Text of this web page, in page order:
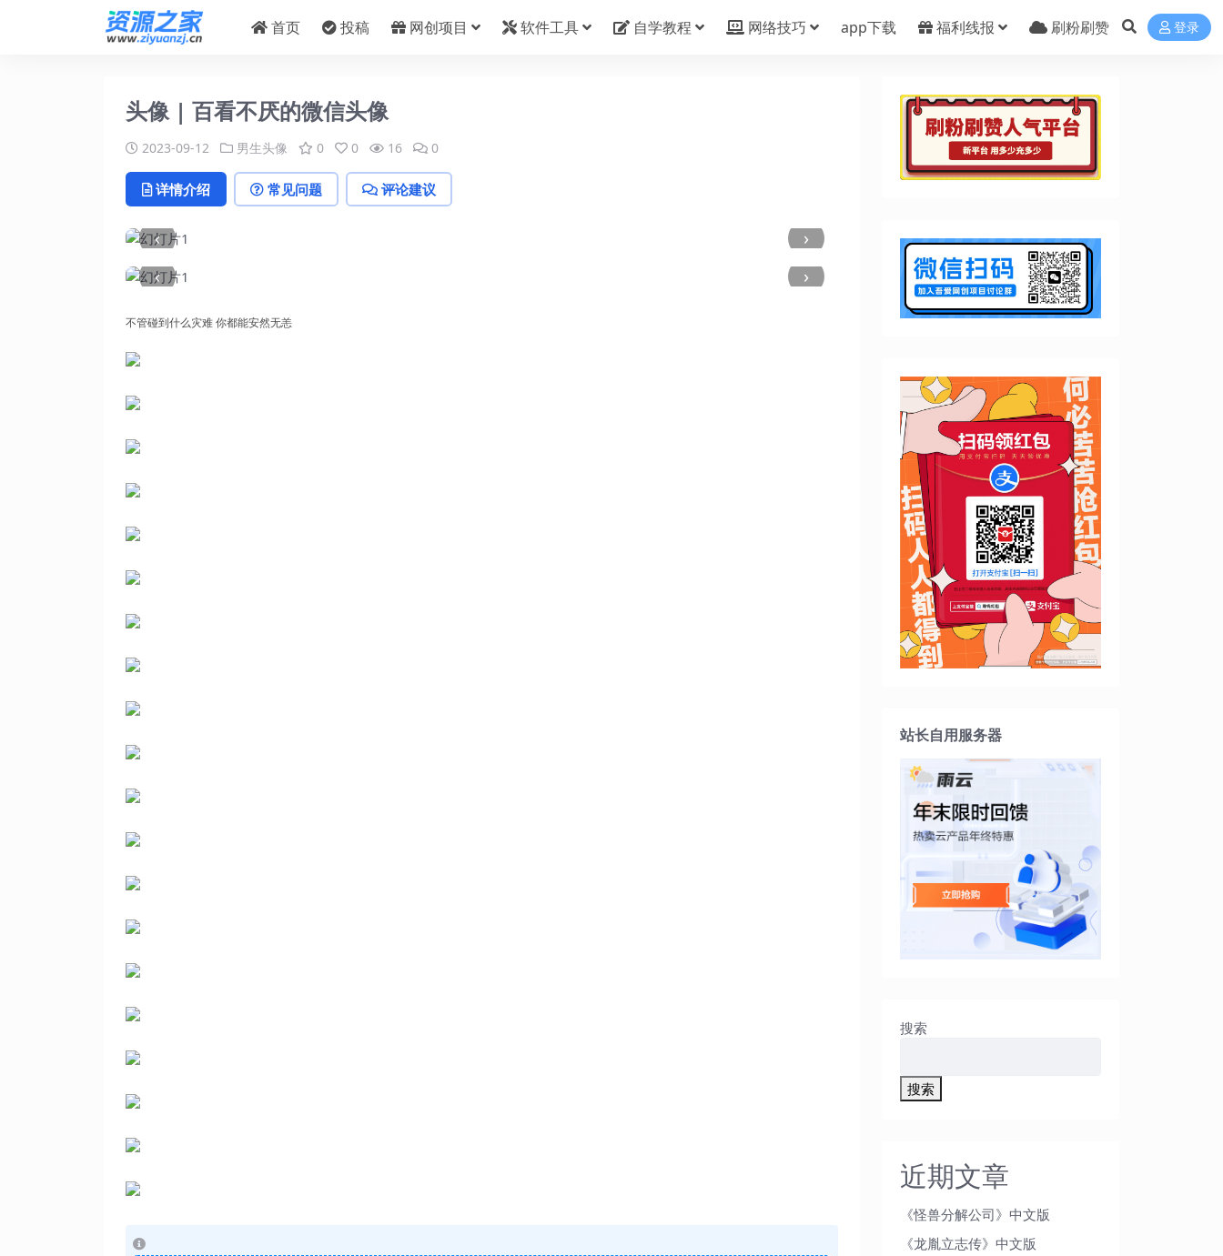
首页 投稿 网创项目 软件工具 自学教程 网络技巧 app下载 福利线报 刷粉刷赞 登录
头像 | 百看不厌的微信头像
2023-09-12 男生头像 0 0 16 0
详情介绍 常见问题 评论建议
‹
›
‹
›
不管碰到什么灾难 你都能安然无恙
站长自用服务器
搜索
搜索
近期文章
《怪兽分解公司》中文版
《龙胤立志传》中文版